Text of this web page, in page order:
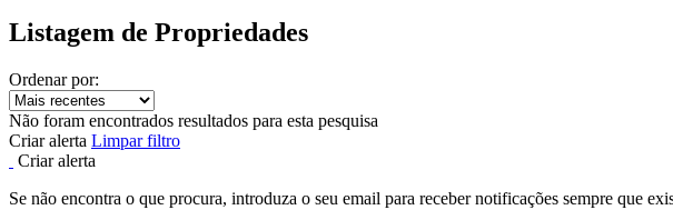
Listagem de Propriedades
Ordenar por:
Não foram encontrados resultados para esta pesquisa
Criar alerta Limpar filtro
Criar alerta
Se não encontra o que procura, introduza o seu email para receber notificações sempre que